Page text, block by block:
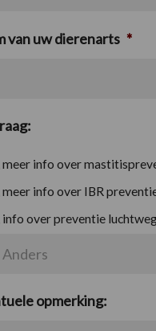
van uw dierenarts *
meer info over
meer info over IBR
info over preventie
opmerking: